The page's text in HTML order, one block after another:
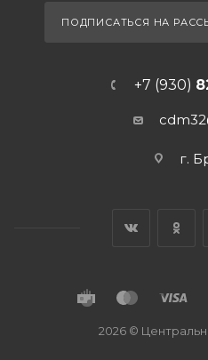
ПОДПИСАТЬСЯ НА
+7 (930)
г.
2026 ©